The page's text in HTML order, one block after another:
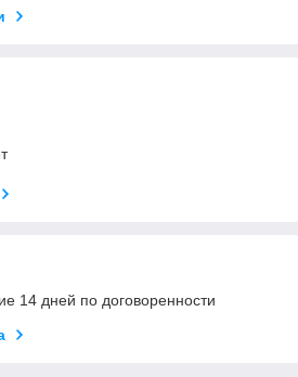
14 дней по договоренности